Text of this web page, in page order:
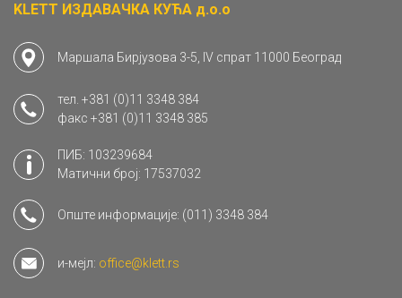
KLETT ИЗДАВАЧКА КУЋА д.о.о
Маршала Бирјузова 3-5, IV спрат 11000 Београд
тел. +381 (0)11 3348 384
факс +381 (0)11 3348 385
ПИБ: 103239684
Матични број: 17537032
Опште информације: (011) 3348 384
и-мејл: office@klett.rs